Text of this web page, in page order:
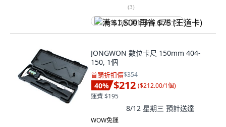
(3)
满 $1,500 再省 $75 (王道卡)
JONGWON 數位卡尺 150mm 404-
150, 1個
首購折扣價$354
40% $212 ($212.00/1個)
運費 $195
8/12 星期三 預計送達
WOW免運